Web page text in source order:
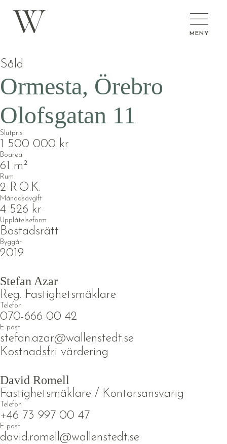
MENY
Såld
Ormesta, Örebro
Olofsgatan 11
Slutpris
1 500 000 kr
Boarea
61 m²
Rum
2 R.O.K.
Månadsavgift
4 526 kr
Upplåtelseform
Bostadsrätt
Byggår
2019
Stefan Azar
Reg. Fastighetsmäklare
Telefon
070-666 00 42
E-post
stefan.azar@wallenstedt.se
Kostnadsfri värdering
David Romell
Fastighetsmäklare / Kontorsansvarig
Telefon
+46 73 997 00 47
E-post
david.romell@wallenstedt.se